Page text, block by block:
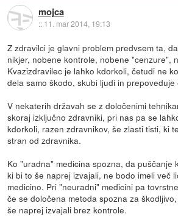
mojca
:: 11. mar 2014, 19:13
Z zdravilci je glavni problem predvsem ta,
nikjer, nobene kontrole, nobene "cenzure",
Kvazizdravilec je lahko kdorkoli, četudi ne
dela samo škodo, skubi ljudi in
V nekaterih državah se z določenimi
skoraj izključno zdravniki, pri nas pa se
kdorkoli, razen zdravnikov, še zlasti tisti, ki
stran od zdravnika.
Ko "uradna" medicina spozna, da puščanje
ki bi to še naprej izvajali, ne bodo imeli več
medicino. Pri "neuradni" medicini pa
če se določena metoda spozna za
še naprej izvajali brez kontrole.